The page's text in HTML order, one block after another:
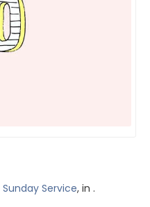
Sunday Service, in .